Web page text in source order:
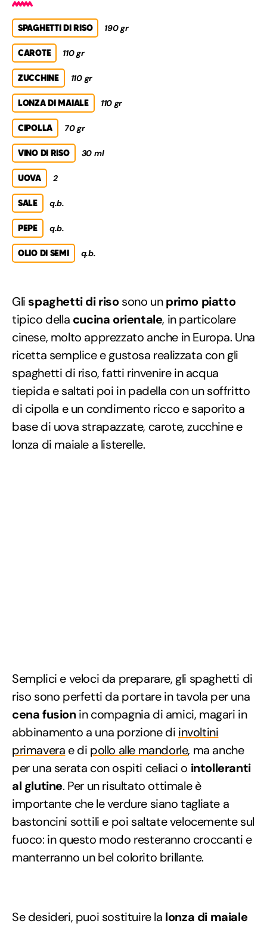
SPAGHETTI DI RISO 190 gr
CAROTE 110 gr
ZUCCHINE 110 gr
LONZA DI MAIALE 110 gr
CIPOLLA 70 gr
VINO DI RISO 30 ml
UOVA 2
SALE q.b.
PEPE q.b.
OLIO DI SEMI q.b.
Gli spaghetti di risosono unprimo piatto
tipico della cucina orientale, in particolare
cinese, molto apprezzato anche in Europa. Una
ricetta semplice e gustosa realizzata con gli
spaghetti di riso, fatti rinvenire in acqua
tiepida e saltati poi in padella con un soffritto
di cipolla e un condimento ricco e saporito a
base di uova strapazzate, carote, zucchine e
lonza di maiale a listerelle.
Semplici e veloci da preparare, gli spaghetti di
riso sono perfetti da portare in tavola per una
cena fusionin compagnia di amici, magari in
abbinamento a una porzione di involtini
primavera e di pollo alle mandorle, ma anche
per una serata con ospiti celiaci o intolleranti
al glutine. Per un risultato ottimale è
importante che le verdure siano tagliate a
bastoncini sottili e poi saltate velocemente sul
fuoco: in questo modo resteranno croccanti e
manterranno un bel colorito brillante.
Se desideri, puoi sostituire la lonza di maiale